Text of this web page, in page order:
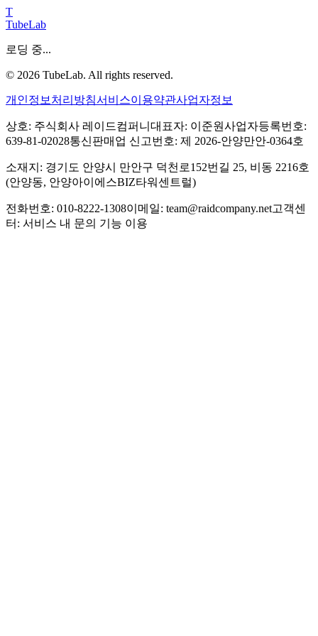
T
TubeLab
로딩 중...
© 2026 TubeLab. All rights reserved.
개인정보처리방침서비스이용약관사업자정보
상호: 주식회사 레이드컴퍼니 대표자: 이준원사업자등록번호:
639-81-02028통신판매업 신고번호: 제 2026-안양만안-0364호
소재지: 경기도 안양시 만안구 덕천로152번길 25, 비동 2216호
(안양동, 안양아이에스BIZ타워센트럴)
전화번호: 010-8222-1308이메일: team@raidcompany.net고객센
터: 서비스 내 문의 기능 이용